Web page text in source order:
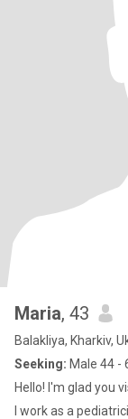
Maria, 43
Balakliya, Kharkiv,
Seeking: Male 44 -
Hello! I'm glad you
I work as a pediatrician at a clinic and enjoy